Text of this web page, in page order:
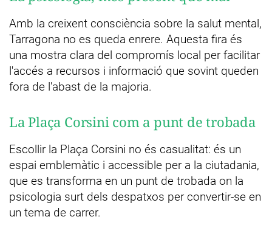
Amb la creixent consciència sobre la salut mental,
Tarragona no es queda enrere. Aquesta fira és
una mostra clara del compromís local per facilitar
l'accés a recursos i informació que sovint queden
fora de l'abast de la majoria.
La Plaça Corsini com a punt de trobada
Escollir la Plaça Corsini no és casualitat: és un
espai emblemàtic i accessible per a la ciutadania,
que es transforma en un punt de trobada on la
psicologia surt dels despatxos per convertir-se en
un tema de carrer.